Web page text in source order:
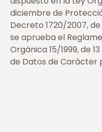
diciembre de
Decreto 1720/2007,
se aprueba el
Orgánica 15/1999, de
de Datos de Carácter